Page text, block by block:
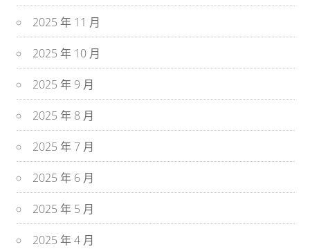
2025 年 11 月
2025 年 10 月
2025 年 9 月
2025 年 8 月
2025 年 7 月
2025 年 6 月
2025 年 5 月
2025 年 4 月